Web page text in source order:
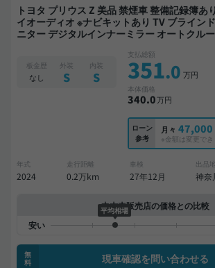
トヨタ プリウス Z 美品 禁煙車 整備記録簿あり ディスプレ
イオーディオ ※ナビキットあり TV ブライン
ニター デジタルインナーミラー オートクル
板金歴
なし
外装
S
内装
S
支払総額
351.0 万円
本体価格
340.0万円
ローン
参考
月々 47,000
※金額は変更でき
年式
2024
走行距離
0.2万km
車検
27年12月
出品
神奈
中古車販売店の価格との比較
平均相場
無
料
現車確認を問い合わせる